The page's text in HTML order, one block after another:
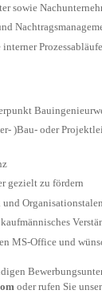
sowie
Prozessabläufe
)Bau- oder
gezielt zu fördern
und
MS-Office und
oder rufen Sie